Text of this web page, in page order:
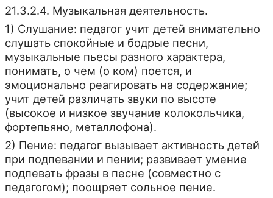
21.3.2.4. Музыкальная деятельность.
1) Слушание: педагог учит детей внимательно
слушать спокойные и бодрые песни,
музыкальные пьесы разного характера,
понимать, о чем (о ком) поется, и
эмоционально реагировать на содержание;
учит детей различать звуки по высоте
(высокое и низкое звучание колокольчика,
фортепьяно, металлофона).
2) Пение: педагог вызывает активность детей
при подпевании и пении; развивает умение
подпевать фразы в песне (совместно с
педагогом); поощряет сольное пение.